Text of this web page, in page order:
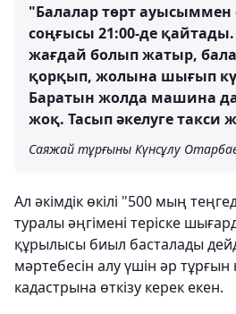
"Балалар төрт
соңғысы 21:00-де қайтады.
жағдай болып жатыр,
қорқып, жолына шығып
Баратын жолда машина
жоқ. Тасып әкелуге такси
Саяжай тұрғыны Күнсұлу
Ал әкімдік өкілі "500 мың
туралы әңгімені теріске
құрылысы биыл басталады
мәртебесін алу үшін әр
кадастрына өткізу керек екен.